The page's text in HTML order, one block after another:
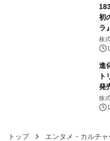
初
ラ
生
没
株
進
ト
発
株
トップ エンタメ・カルチ